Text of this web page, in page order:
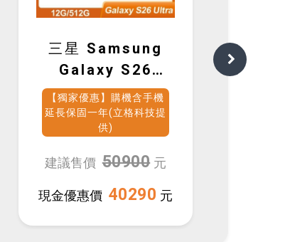
三星 Samsung
Galaxy S26
Ultra(12G/512G)
【獨家優惠】購機含手機
延長保固一年(立格科技提
供)
建議售價 50900 元
現金優惠價 40290 元
三星